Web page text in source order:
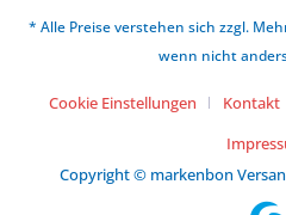
* Alle Preise verstehen sich zzgl.
wenn nicht
Cookie Einstellungen Kontakt
Copyright © markenbon